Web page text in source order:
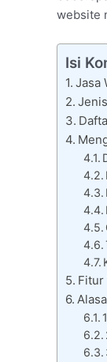
website
Isi
Jasa
Fitur